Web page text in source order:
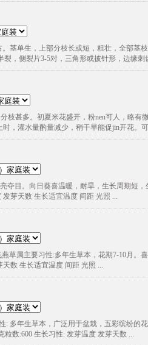
茎单生，上部分枝长或短，粗壮，全部茎
，侧裂片3-5对，三角形或披针形，边缘刺
枝甚多。初夏米花盛开，粉nen可人，略
，灌水量酌量减少，稍干旱能促jin开花。
夺目。向日葵喜温暖，耐旱，生长周期短
芽天数 生长适宜温度 间距 光照 ...
草属主要习性:多年生草本，花期7-10月。
数 生长适宜温度 间距 光照 ...
: 多年生草本，广泛用于盆栽，五彩缤纷的
数:600 生长习性: 发芽温度 发芽天数 ...